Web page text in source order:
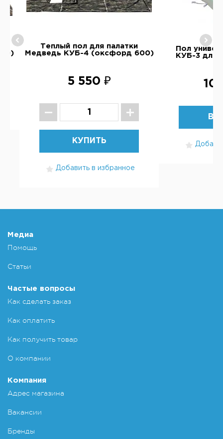
Теплый пол для палатки
Медведь КУБ-4 (оксфорд 600)
5 550 ₽
КУПИТЬ
Добавить в избранное
Пол
КУБ-3 для
10
Медиа
Помощь
Статьи
Частые вопросы
Как сделать заказ
Как оплатить
Как получить товар
О компании
Компания
Адрес магазина
Вакансии
Бренды